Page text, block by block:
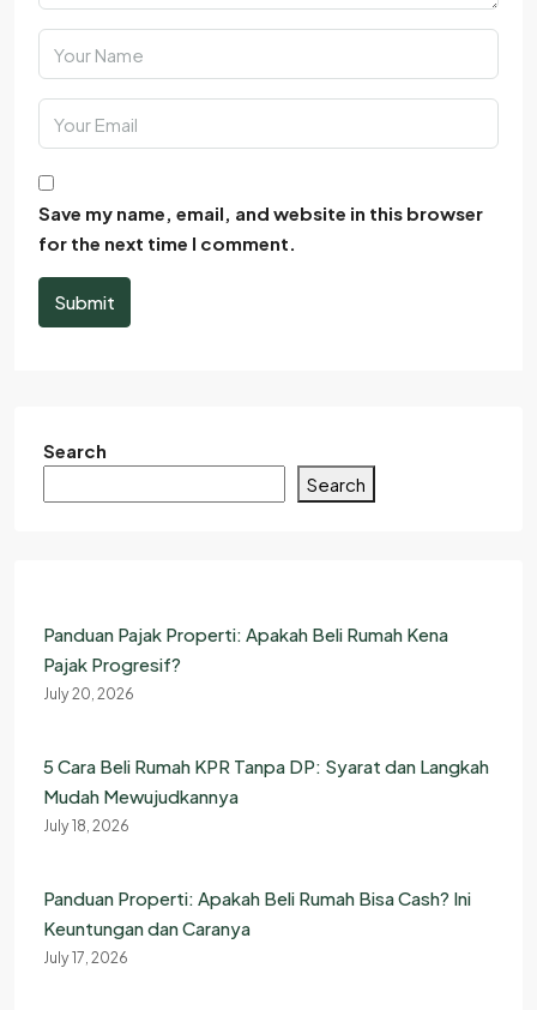
Save my name, email, and website in this browser
for the next time I comment.
Submit
Search
Search
Panduan Pajak Properti: Apakah Beli Rumah Kena
Pajak Progresif?
July 20, 2026
5 Cara Beli Rumah KPR Tanpa DP: Syarat dan Langkah
Mudah Mewujudkannya
July 18, 2026
Panduan Properti: Apakah Beli Rumah Bisa Cash? Ini
Keuntungan dan Caranya
July 17, 2026